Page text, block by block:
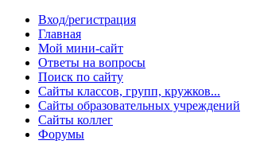
Вход/регистрация
Главная
Мой мини-сайт
Ответы на вопросы
Поиск по сайту
Сайты классов, групп, кружков...
Сайты образовательных учреждений
Сайты коллег
Форумы